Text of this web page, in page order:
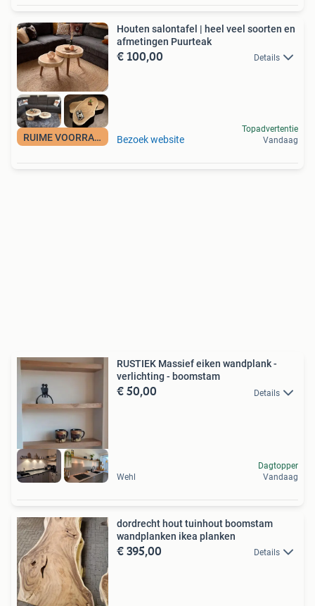
RUIME VOORRAAD
Houten salontafel | heel veel soorten en
afmetingen Puurteak
€ 100,00 Details
Bezoek website
Topadvertentie
Vandaag
RUSTIEK Massief eiken wandplank -
verlichting - boomstam
€ 50,00 Details
Wehl
Dagtopper
Vandaag
dordrecht hout tuinhout boomstam
wandplanken ikea planken
€ 395,00 Details